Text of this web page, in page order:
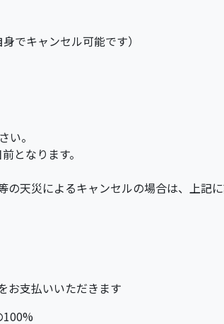
でキャンセル可能です）
。
となります。
天災によるキャンセルの場合は、上記
お支払いいただきます